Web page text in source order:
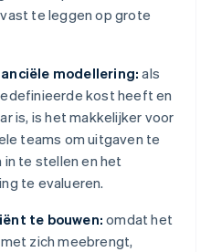
te leggen op grote
modellering: als
kost heeft en
is, is het makkelijker voor
teams om uitgaven te
te stellen en het
te evalueren.
te bouwen: omdat het
zich meebrengt,